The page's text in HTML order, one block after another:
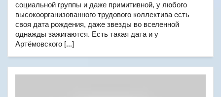
социальной группы и даже примитивной, у любого
высокоорганизованного трудового коллектива есть
своя дата рождения, даже звезды во вселенной
однажды зажигаются. Есть такая дата и у
Артёмовского [...]